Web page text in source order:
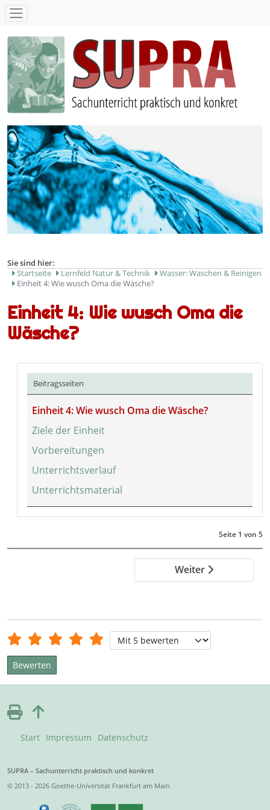
SUPRA - Sachunterricht praktisch und konkret
Sie sind hier:
Startseite
Lernfeld Natur & Technik
Wasser: Waschen & Reinigen
Einheit 4: Wie wusch Oma die Wäsche?
Einheit 4: Wie wusch Oma die
Wäsche?
Beitragsseiten
Einheit 4: Wie wusch Oma die Wäsche?
Ziele der Einheit
Vorbereitungen
Unterrichtsverlauf
Unterrichtsmaterial
Seite 1 von 5
Weiter
Bewertung: /5 Bitte bewerten
Start Impressum Datenschutz
SUPRA – Sachunterricht praktisch und konkret
© 2013 - 2026 Goethe-Universität Frankfurt am Main